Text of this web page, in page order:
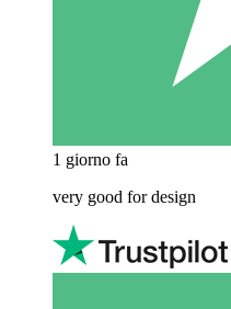
1 giorno fa
very good for design